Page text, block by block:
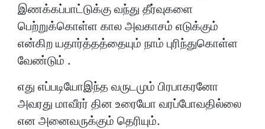
இணக்கப்பாட்டுக்கு வந்து தீர்வுகளை
பெற்றுக்கொள்ள கால அவகாசம் எடுக்கும்
என்கிற யதார்த்தத்தையும் நாம் புரிந்துகொள்ள
வேண்டும் .
எது எப்படியோஇந்த வருடமும் பிரபாகரனோ
அவரது மாவீரர் தின உரையோ வரப்போவதில்லை
என அனைவருக்கும் தெரியும்.